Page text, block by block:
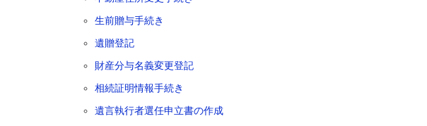
生前贈与手続き
遺贈登記
財産分与名義変更登記
相続証明情報手続き
遺言執行者選任申立書の作成